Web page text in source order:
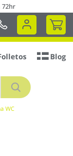
72hr
Mi
Buscar
Blog
WC